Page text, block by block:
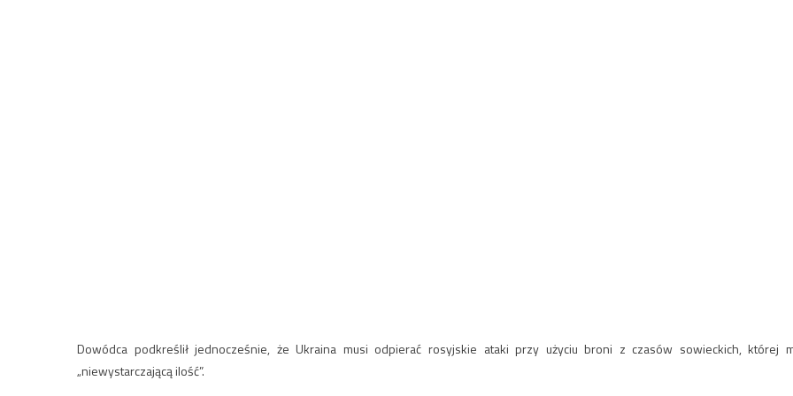
Dowódca podkreślił jednocześnie, że Ukraina musi odpierać rosyjskie ataki przy użyciu broni z czasów sowieckich, której
„niewystarczającą ilość”.